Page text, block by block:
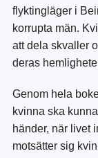
flyktingläger i
korrupta män.
att dela skvaller
deras
Genom hela
kvinna ska
händer, när livet
motsätter sig